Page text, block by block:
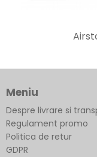
Meniu
Despre livrare si
Regulament promo
Politica de retur
GDPR